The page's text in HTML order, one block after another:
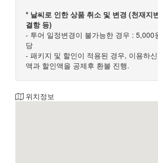
* 날씨로 인한 상품 취소 및 변경 (천재지
결항 등)
- 투어 일정변경이 불가능한 경우 : 5,000
당
- 패키지 및 할인이 적용된 경우, 이용하
액과 할인액을 공제후 환불 진행.
위치정보